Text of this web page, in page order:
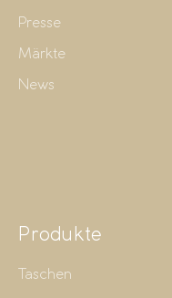
Presse
Märkte
News
Produkte
Taschen